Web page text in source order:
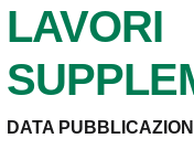
LAVORI
DATA